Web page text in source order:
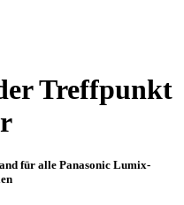
Treffpunkt
für alle Panasonic Lumix-